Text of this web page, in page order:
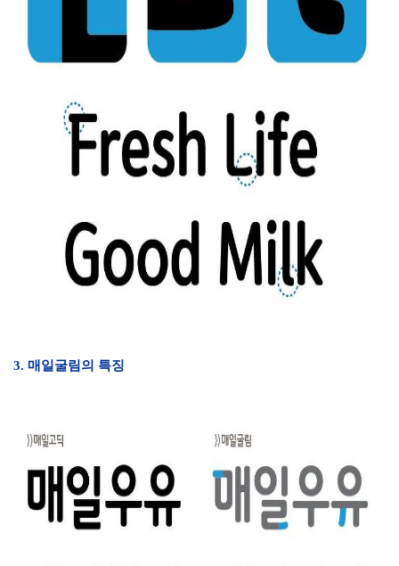
3. 매일굴림의 특징